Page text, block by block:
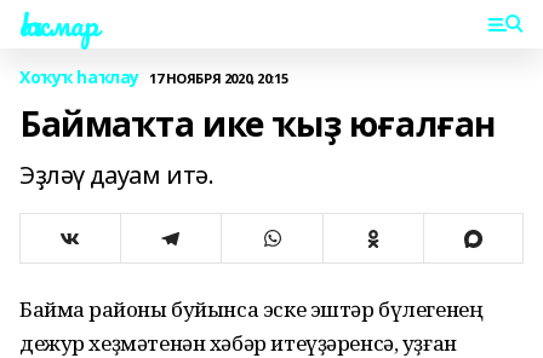
Һаҡмар
Хоҡуҡ һаҡлау 17 НОЯБРЯ 2020, 20:15
Баймаҡта ике ҡыҙ юғалған
Эҙләү дауам итә.
Баймаҡ районы буйынса эске эштәр бүлегенең
дежур хеҙмәтенән хәбәр итеүҙәренсә, уҙған